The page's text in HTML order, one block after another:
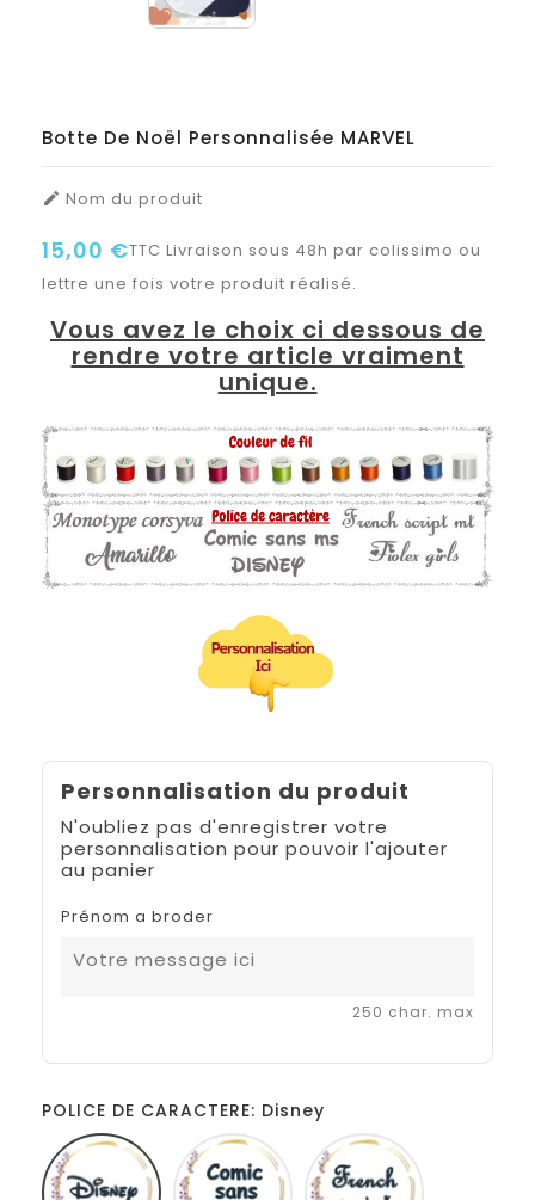
Botte De Noël Personnalisée MARVEL
 Nom du produit
15,00 €TTC Livraison sous 48h par colissimo ou
lettre une fois votre produit réalisé.
Vous avez le choix ci dessous de
rendre votre article vraiment
unique.
Personnalisation du produit
N'oubliez pas d'enregistrer votre
personnalisation pour pouvoir l'ajouter
au panier
Prénom a broder
250 char. max
POLICE DE CARACTERE: Disney
Disney
Comic
sans
ms